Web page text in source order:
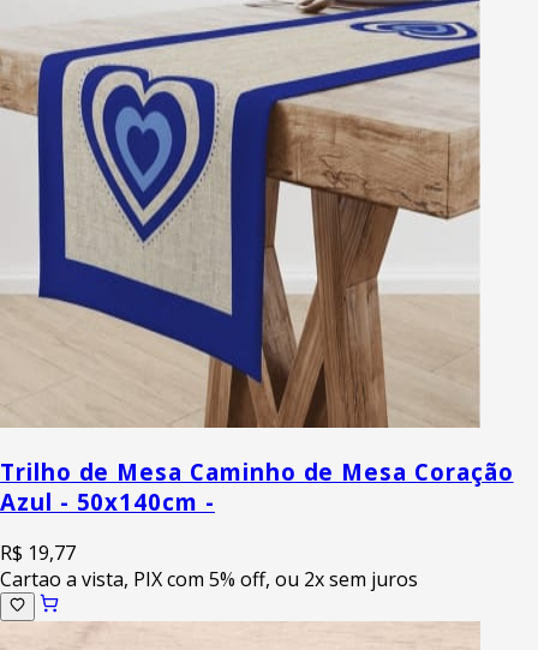
Trilho de Mesa Caminho de Mesa Coração
Azul - 50x140cm -
R$ 19,77
Cartao a vista, PIX com 5% off, ou 2x sem juros